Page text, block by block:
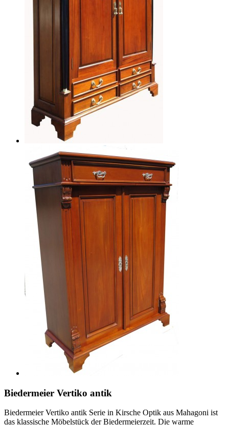
Biedermeier Vertiko antik
Biedermeier Vertiko antik Serie in Kirsche Optik aus Mahagoni ist
das klassische Möbelstück der Biedermeierzeit. Die warme